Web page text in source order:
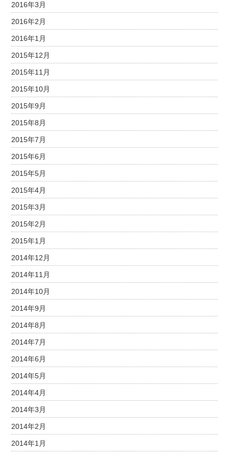
2016年3月
2016年2月
2016年1月
2015年12月
2015年11月
2015年10月
2015年9月
2015年8月
2015年7月
2015年6月
2015年5月
2015年4月
2015年3月
2015年2月
2015年1月
2014年12月
2014年11月
2014年10月
2014年9月
2014年8月
2014年7月
2014年6月
2014年5月
2014年4月
2014年3月
2014年2月
2014年1月